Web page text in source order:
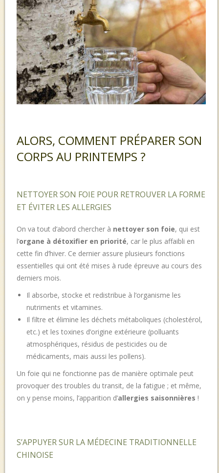
ALORS, COMMENT PRÉPARER SON
CORPS AU PRINTEMPS ?
NETTOYER SON FOIE POUR RETROUVER LA FORME
ET ÉVITER LES ALLERGIES
On va tout d’abord chercher à nettoyer son foie, qui est
l’organe à détoxifier en priorité, car le plus affaibli en
cette fin d’hiver. Ce dernier assure plusieurs fonctions
essentielles qui ont été mises à rude épreuve au cours des
derniers mois.
Il absorbe, stocke et redistribue à l’organisme les
nutriments et vitamines.
Il filtre et élimine les déchets métaboliques (cholestérol,
etc.) et les toxines d’origine extérieure (polluants
atmosphériques, résidus de pesticides ou de
médicaments, mais aussi les pollens).
Un foie qui ne fonctionne pas de manière optimale peut
provoquer des troubles du transit, de la fatigue ; et même,
on y pense moins, l’apparition d’allergies saisonnières !
S’APPUYER SUR LA MÉDECINE TRADITIONNELLE
CHINOISE